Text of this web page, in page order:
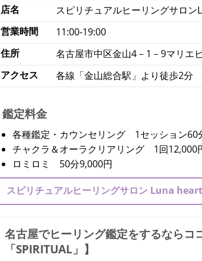
店名
スピリチュアルヒーリングサロ
営業時間
11:00-19:00
住所
名古屋市中区金山4－1－9マリエ
アクセス
各線「金山総合駅」より徒歩2分
鑑定料金
各種鑑定・カウンセリング 1セッション60
チャクラ＆オーラクリアリング 1回12,000
ロミロミ 50分9,000円
スピリチュアルヒーリングサロン Luna heart
名古屋でヒーリング鑑定をするならコ
「SPIRITUAL」】